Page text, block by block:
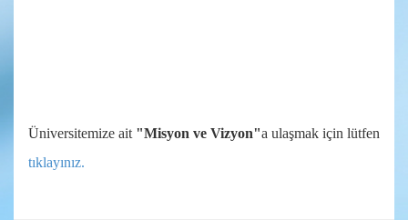
Üniversitemize ait "Misyon ve Vizyon"a ulaşmak için lütfen
tıklayınız.